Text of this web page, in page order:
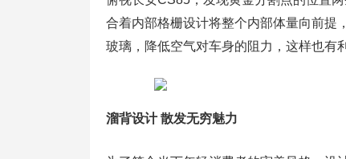
合着内部格栅设计将整个内部体量向前提
玻璃，降低空气对车身的阻力，这样也有
溜背设计 散发无穷魅力